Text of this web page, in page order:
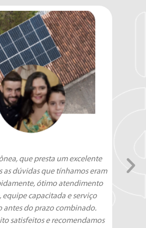
um excelente
que tínhamos eram
ótimo atendimento
e serviço
combinado.
e recomendamos
Tendo um
e consultório,
solução.